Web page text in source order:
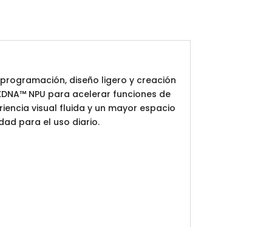
programación, diseño ligero y creación
NPU para acelerar funciones de
visual fluida y un mayor espacio
para el uso diario.